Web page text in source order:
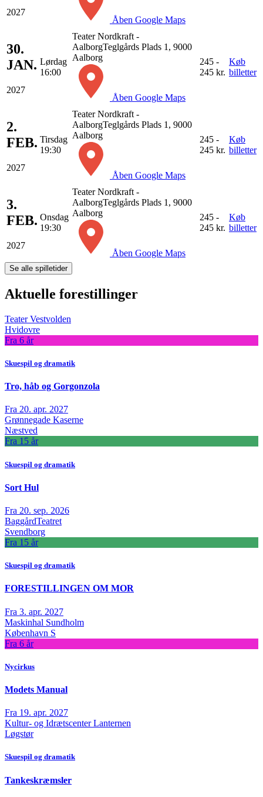
2027
Åben Google Maps
30.
JAN.
2027
Lørdag
16:00
Teater Nordkraft -
AalborgTeglgårds Plads 1, 9000
Aalborg
Åben Google Maps
245 -
245 kr.
Køb
billetter
2.
FEB.
2027
Tirsdag
19:30
Teater Nordkraft -
AalborgTeglgårds Plads 1, 9000
Aalborg
Åben Google Maps
245 -
245 kr.
Køb
billetter
3.
FEB.
2027
Onsdag
19:30
Teater Nordkraft -
AalborgTeglgårds Plads 1, 9000
Aalborg
Åben Google Maps
245 -
245 kr.
Køb
billetter
Se alle spilletider
Aktuelle forestillinger
Teater Vestvolden
Hvidovre
Fra 6 år
Skuespil og dramatik
Tro, håb og Gorgonzola
Fra 20. apr. 2027
Grønnegade Kaserne
Næstved
Fra 15 år
Skuespil og dramatik
Sort Hul
Fra 20. sep. 2026
BaggårdTeatret
Svendborg
Fra 15 år
Skuespil og dramatik
FORESTILLINGEN OM MOR
Fra 3. apr. 2027
Maskinhal Sundholm
København S
Fra 6 år
Nycirkus
Modets Manual
Fra 19. apr. 2027
Kultur- og Idrætscenter Lanternen
Løgstør
Skuespil og dramatik
Tankeskræmsler